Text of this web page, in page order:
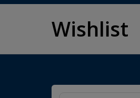
Wishlist